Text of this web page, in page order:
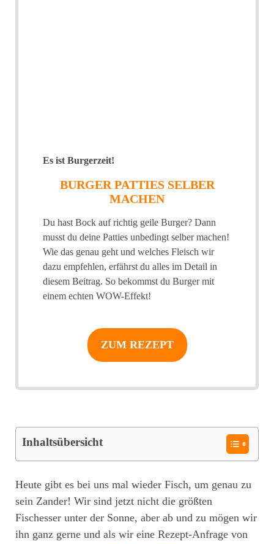
Es ist Burgerzeit!
BURGER PATTIES SELBER
MACHEN
Du hast Bock auf richtig geile Burger? Dann
musst du deine Patties unbedingt selber machen!
Wie das genau geht und welches Fleisch wir
dazu empfehlen, erfährst du alles im Detail in
diesem Beitrag. So bekommst du Burger mit
einem echten WOW-Effekt!
ZUM REZEPT
Inhaltsübersicht
Heute gibt es bei uns mal wieder Fisch, um genau zu
sein Zander! Wir sind jetzt nicht die größten
Fischesser unter der Sonne, aber ab und zu mögen wir
ihn ganz gerne und als wir eine Rezept-Anfrage von